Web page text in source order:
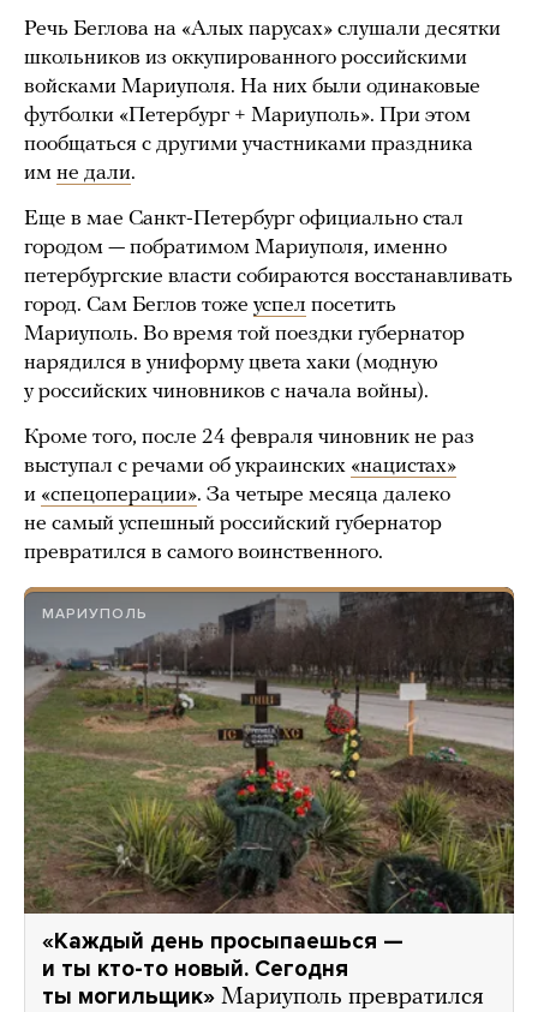
Речь Беглова на «Алых парусах» слушали десятки
школьников из оккупированного российскими
войсками Мариуполя. На них были одинаковые
футболки «Петербург + Мариуполь». При этом
пообщаться с другими участниками праздника
им не дали.
Еще в мае Санкт-Петербург официально стал
городом — побратимом Мариуполя, именно
петербургские власти собираются восстанавливать
город. Сам Беглов тоже успел посетить
Мариуполь. Во время той поездки губернатор
нарядился в униформу цвета хаки (модную
у российских чиновников с начала войны).
Кроме того, после 24 февраля чиновник не раз
выступал с речами об украинских «нацистах»
и «спецоперации». За четыре месяца далеко
не самый успешный российский губернатор
превратился в самого воинственного.
МАРИУПОЛЬ
«Каждый день просыпаешься —
и ты кто-то новый. Сегодня
ты могильщик» Мариуполь превратился